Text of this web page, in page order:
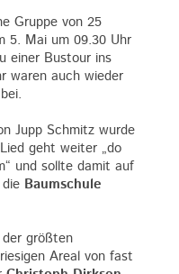
Gruppe von 25
5. Mai um 09.30 Uhr
einer Bustour ins
waren auch wieder
Jupp Schmitz wurde
geht weiter „do
und sollte damit auf
Baumschule
größten
Areal von fast